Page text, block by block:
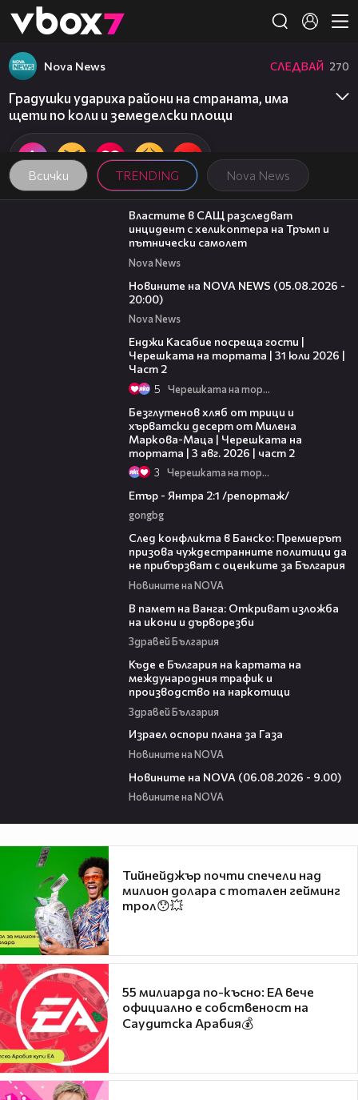
👾
Всички TRENDING Nova News
Nova News СЛЕДВАЙ 270
Градушки удариха райони на страната, има
щети по коли и земеделски площи
00:39
Властите в САЩ разследват
инцидент с хеликоптера на Тръмп и
пътнически самолет
Nova News
Новините на NOVA NEWS (05.08.2026 -
20:00)
Nova News
Енджи Касабие посреща гости |
Черешката на тортата | 31 юли 2026 |
Част 2
5 Черешката на тортата
Безглутенов хляб от трици и
хърватски десерт от Милена
Маркова-Маца | Черешката на
тортата | 3 авг. 2026 | част 2
3 Черешката на тортата
Етър - Янтра 2:1 /репортаж/
gongbg
След конфликта в Банско: Премиерът
призова чуждестранните политици да
не прибързват с оценките за България
Новините на NOVA
В памет на Ванга: Откриват изложба
на икони и дърворезби
Здравей България
Къде е България на картата на
международния трафик и
производство на наркотици
Здравей България
Израел оспори плана за Газа
Новините на NOVA
Новините на NOVA (06.08.2026 - 9.00)
Новините на NOVA
Тийнейджър почти спечели над
милион долара с тотален гейминг
трол😯💥
55 милиарда по-късно: EA вече
официално е собственост на
Саудитска Арабия💰